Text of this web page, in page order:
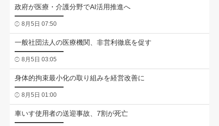
政府が医療・介護分野でAI活用推進へ
8月5日 07:50
一般社団法人の医療機関、非営利徹底を促す
8月5日 03:05
身体的拘束最小化の取り組みを経営改善に
8月5日 01:00
車いす使用者の送迎事故、7割が死亡